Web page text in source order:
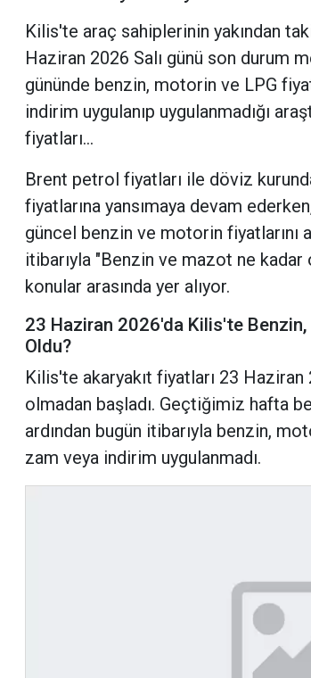
Kilis'te araç sahiplerinin yakından
Haziran 2026 Salı günü son durum
gününde benzin, motorin ve LPG
indirim uygulanıp uygulanmadığı
fiyatları...
Brent petrol fiyatları ile döviz
fiyatlarına yansımaya devam
güncel benzin ve motorin fiyatlarını
itibarıyla "Benzin ve mazot ne
konular arasında yer alıyor.
23 Haziran 2026'da Kilis'te
Oldu?
Kilis'te akaryakıt fiyatları 23
olmadan başladı. Geçtiğimiz hafta
ardından bugün itibarıyla benzin,
zam veya indirim uygulanmadı.